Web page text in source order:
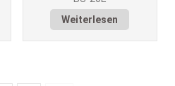
Weiterlesen